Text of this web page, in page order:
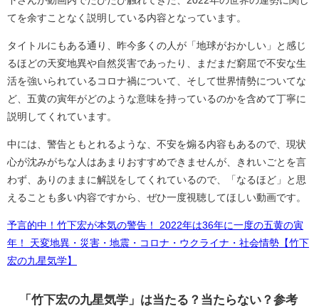
てを余すことなく説明している内容となっています。
タイトルにもある通り、昨今多くの人が「地球がおかしい」と感じ
るほどの天変地異や自然災害であったり、まだまだ窮屈で不安な生
活を強いられているコロナ禍について、そして世界情勢についてな
ど、五黄の寅年がどのような意味を持っているのかを含めて丁寧に
説明してくれています。
中には、警告ともとれるような、不安を煽る内容もあるので、現状
心が沈みがちな人はあまりおすすめできませんが、きれいごとを言
わず、ありのままに解説をしてくれているので、「なるほど」と思
えることも多い内容ですから、ぜひ一度視聴してほしい動画です。
予言的中！竹下宏が本気の警告！ 2022年は36年に一度の五黄の寅
年！ 天変地異・災害・地震・コロナ・ウクライナ・社会情勢【竹下
宏の九星気学】
「竹下宏の九星気学」は当たる？当たらない？参考